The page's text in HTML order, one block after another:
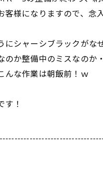
客様になりますので、念
にシャーシブラックがな
のか整備中のミスなのか
んな作業は朝飯前！ｗ
！